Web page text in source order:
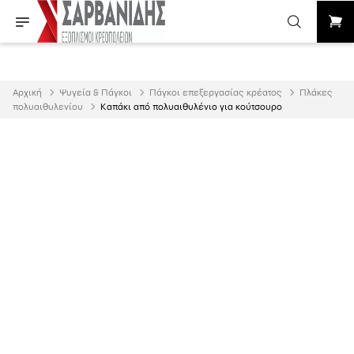
Αρχική Ψυγεία & Πάγκοι Πάγκοι επεξεργασίας κρέατος
Πλάκες
πολυαιθυλενίου
Καπάκι από πολυαιθυλένιο για κούτσουρο